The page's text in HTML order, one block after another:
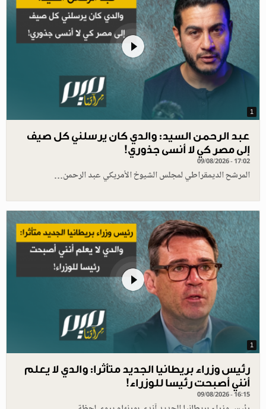
1
عبد الرحمن السيد: والدي كان يرسلني كل صيف
إلى مصر كي لا أنسى جذوري!
09/08/2026 - 17:02
المرشح الديمقراطي لمجلس الشيوخ الأمريكي عبد الرحمن…
1
رئيس وزراء بريطانيا الجديد متأثرا: والدي لا يعلم
أنني أصبحت رئيسا للوزراء!
09/08/2026 - 16:15